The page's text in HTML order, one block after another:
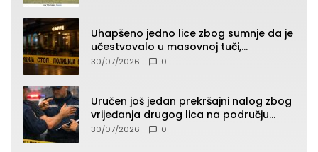
Uhapšeno jedno lice zbog sumnje da je
učestvovalo u masovnoj tuči,
maloljetnik zadobio povrede
30/07/2026 0
Uručen još jedan prekršajni nalog zbog
vrijeđanja drugog lica na području
Zvornika
30/07/2026 0